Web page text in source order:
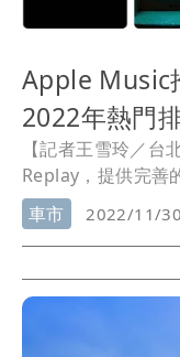
Apple
2022年熱門
【記者王雪玲／台
Replay，提供完善
曲、藝人、專輯、
榜，第一名是The
品《STAY》。
車市 2022/11/